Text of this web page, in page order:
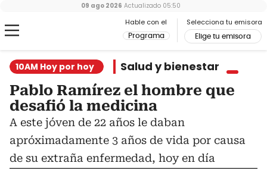
Hable con el
Programa
Selecciona tu emisora
Elige tu emisora
09 ago 2026 Actualizado 05:50
10AM Hoy por hoy Salud y bienestar
Pablo Ramírez el hombre que
desafió la medicina
A este jóven de 22 años le daban
apróximadamente 3 años de vida por causa
de su extraña enfermedad, hoy en día